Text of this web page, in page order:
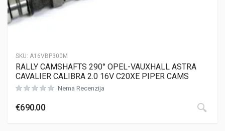
SKU: A16VBP300M
RALLY CAMSHAFTS 290° OPEL-VAUXHALL ASTRA
CAVALIER CALIBRA 2.0 16V C20XE PIPER CAMS
Nema Recenzija
€690.00